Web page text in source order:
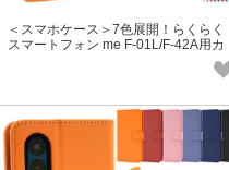
＜スマホケース＞7色展開！らくらく
スマートフォン me F-01L/F-42A用カ